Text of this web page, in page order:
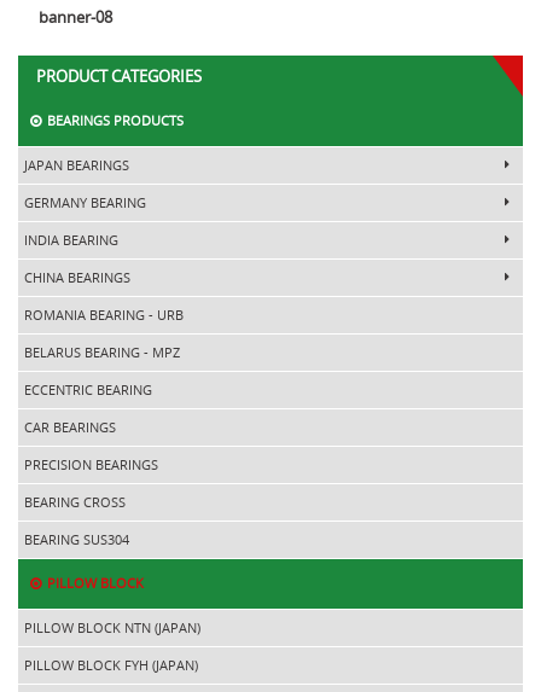
banner-08
PRODUCT CATEGORIES
BEARINGS PRODUCTS
JAPAN BEARINGS
GERMANY BEARING
INDIA BEARING
CHINA BEARINGS
ROMANIA BEARING - URB
BELARUS BEARING - MPZ
ECCENTRIC BEARING
CAR BEARINGS
PRECISION BEARINGS
BEARING CROSS
BEARING SUS304
PILLOW BLOCK
PILLOW BLOCK NTN (JAPAN)
PILLOW BLOCK FYH (JAPAN)